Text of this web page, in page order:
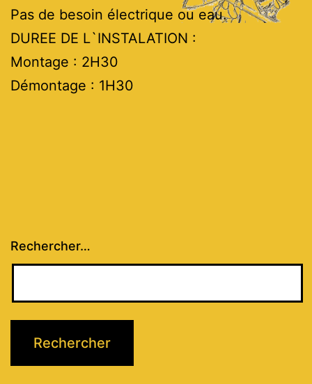
Pas de besoin électrique ou eau.
DUREE DE L`INSTALATION :
Montage : 2H30
Démontage : 1H30
Rechercher…